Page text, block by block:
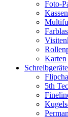
Foto-
Karten
Schreibgeräte
5th